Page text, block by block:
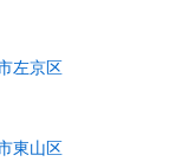
左京区
東山区